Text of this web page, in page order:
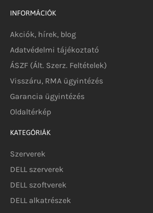
INFORMÁCIÓK
Akciók, hírek, blog
Adatvédelmi tájékoztató
ÁSZF (Ált. Szerz. Feltételek)
Visszáru, RMA ügyintézés
Garancia ügyintézés
Oldaltérkép
KATEGÓRIÁK
Szerverek
DELL szerverek
DELL szoftverek
DELL alkatrészek